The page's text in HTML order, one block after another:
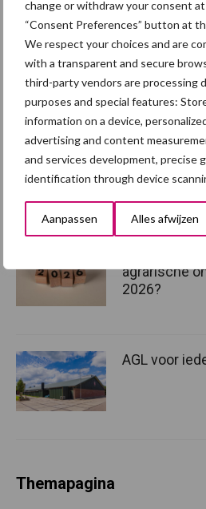
change or withdraw your consent
“Consent Preferences” button at
We respect your choices and are
with a transparent and secure
third-party vendors are processing
purposes and special features:
information on a device,
advertising and content
and services development, precise
identification through device
Aanpassen Alles afwijzen
kruiden te zaaien in grasland.
Bron:De Heus
Aanbevolen voor jou!
opgave
2026:
indiendatum
agrarische
2026?
AGL voor
Themapagina